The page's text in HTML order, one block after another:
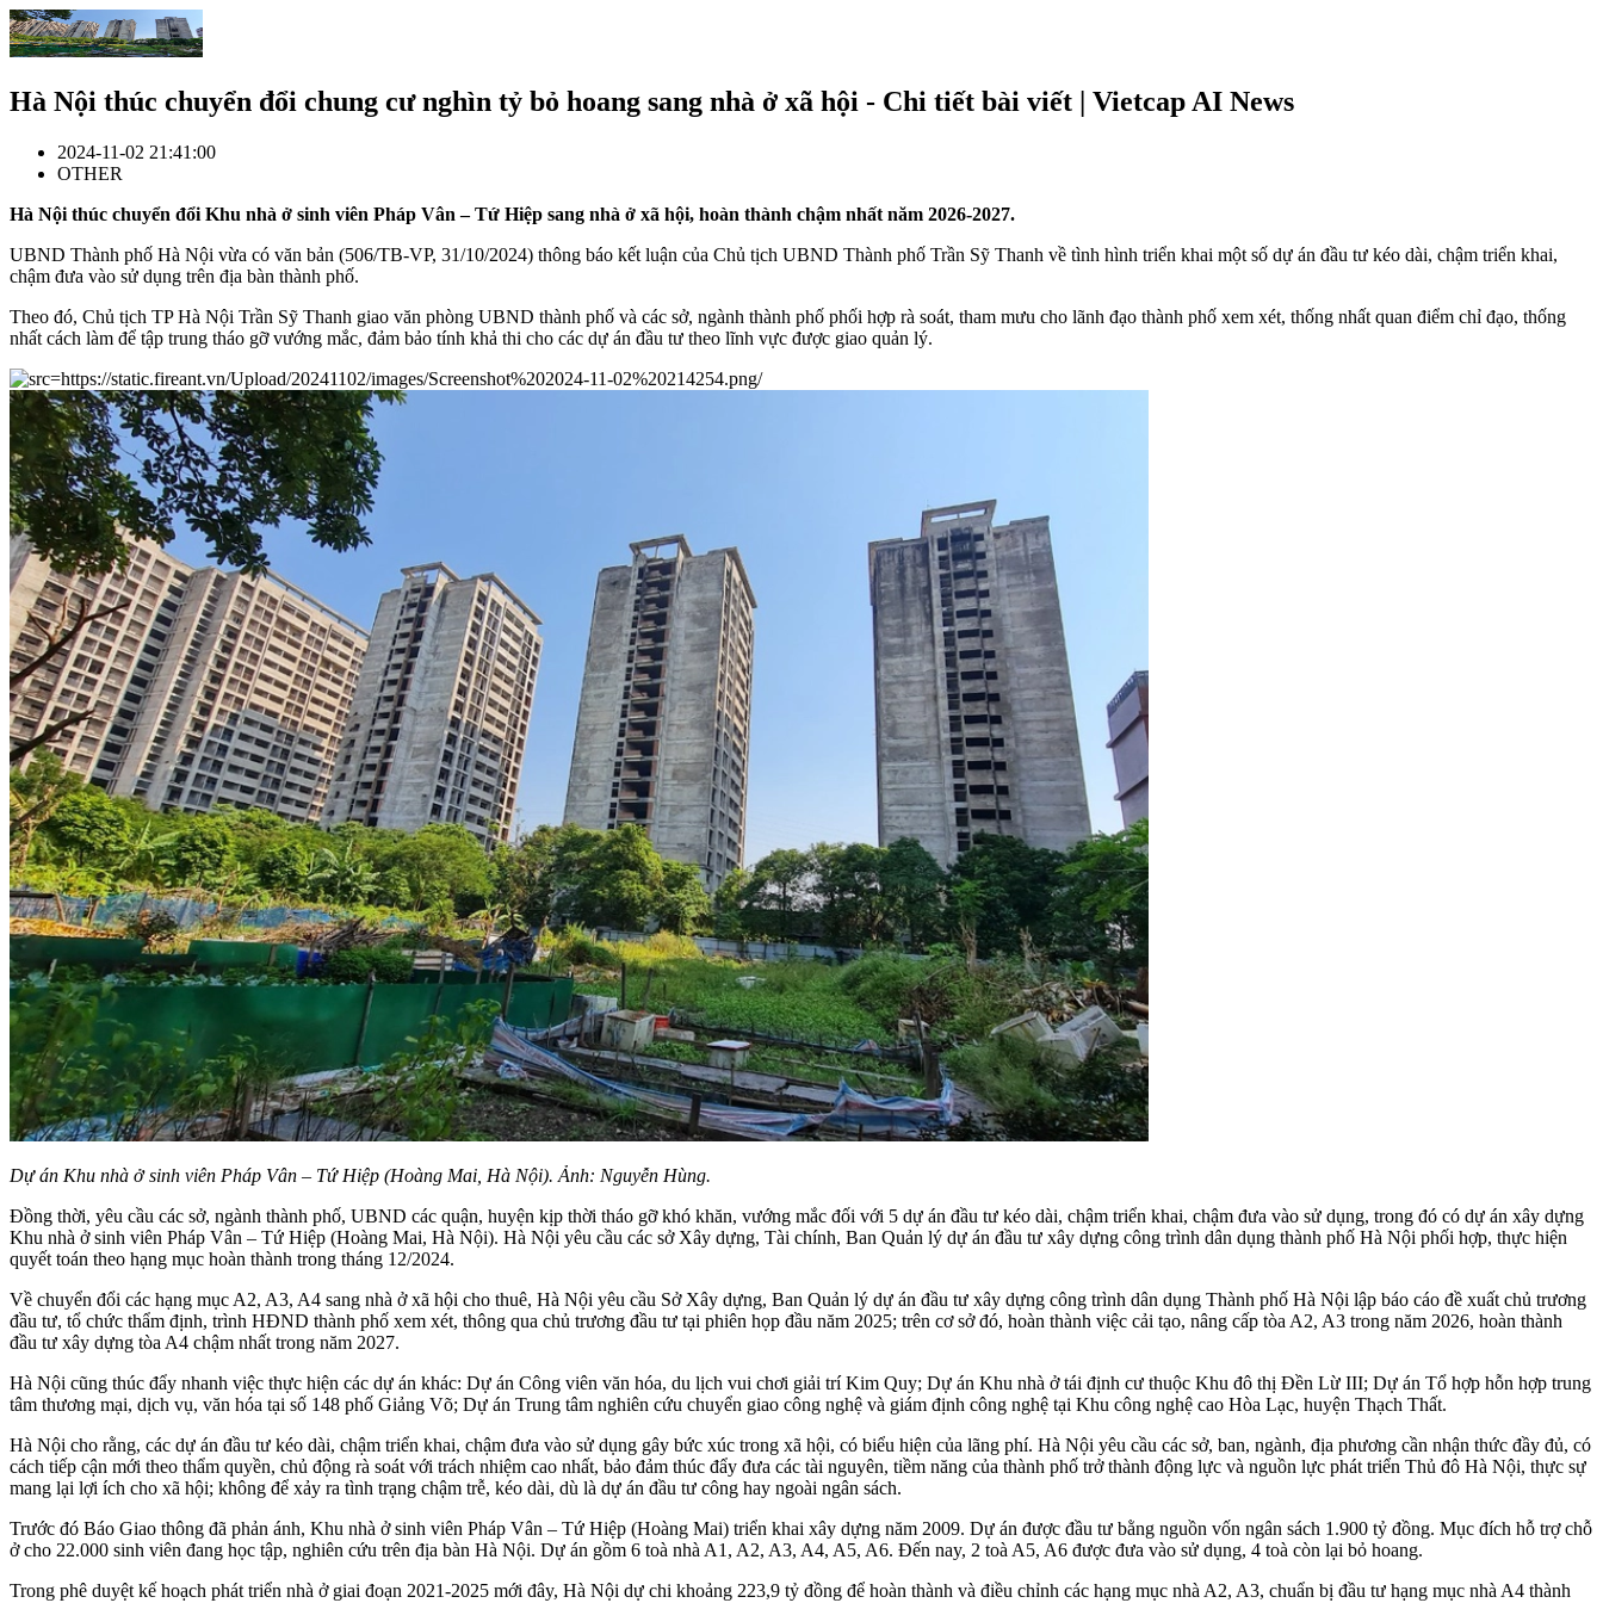
Hà Nội thúc chuyển đổi chung cư nghìn tỷ bỏ hoang sang nhà ở xã hội - Chi tiết bài viết | Vietcap AI News
2024-11-02 21:41:00
OTHER
Hà Nội thúc chuyển đổi Khu nhà ở sinh viên Pháp Vân – Tứ Hiệp sang nhà ở xã hội, hoàn thành chậm nhất năm 2026-2027.
UBND Thành phố Hà Nội vừa có văn bản (506/TB-VP, 31/10/2024) thông báo kết luận của Chủ tịch UBND Thành phố Trần Sỹ Thanh về tình hình triển khai một số dự án đầu tư kéo dài, chậm triển khai,
chậm đưa vào sử dụng trên địa bàn thành phố.
Theo đó, Chủ tịch TP Hà Nội Trần Sỹ Thanh giao văn phòng UBND thành phố và các sở, ngành thành phố phối hợp rà soát, tham mưu cho lãnh đạo thành phố xem xét, thống nhất quan điểm chỉ đạo, thống
nhất cách làm để tập trung tháo gỡ vướng mắc, đảm bảo tính khả thi cho các dự án đầu tư theo lĩnh vực được giao quản lý.
Dự án Khu nhà ở sinh viên Pháp Vân – Tứ Hiệp (Hoàng Mai, Hà Nội). Ảnh: Nguyễn Hùng.
Đồng thời, yêu cầu các sở, ngành thành phố, UBND các quận, huyện kịp thời tháo gỡ khó khăn, vướng mắc đối với 5 dự án đầu tư kéo dài, chậm triển khai, chậm đưa vào sử dụng, trong đó có dự án xây dựng
Khu nhà ở sinh viên Pháp Vân – Tứ Hiệp (Hoàng Mai, Hà Nội). Hà Nội yêu cầu các sở Xây dựng, Tài chính, Ban Quản lý dự án đầu tư xây dựng công trình dân dụng thành phố Hà Nội phối hợp, thực hiện
quyết toán theo hạng mục hoàn thành trong tháng 12/2024.
Về chuyển đổi các hạng mục A2, A3, A4 sang nhà ở xã hội cho thuê, Hà Nội yêu cầu Sở Xây dựng, Ban Quản lý dự án đầu tư xây dựng công trình dân dụng Thành phố Hà Nội lập báo cáo đề xuất chủ trương
đầu tư, tổ chức thẩm định, trình HĐND thành phố xem xét, thông qua chủ trương đầu tư tại phiên họp đầu năm 2025; trên cơ sở đó, hoàn thành việc cải tạo, nâng cấp tòa A2, A3 trong năm 2026, hoàn thành
đầu tư xây dựng tòa A4 chậm nhất trong năm 2027.
Hà Nội cũng thúc đẩy nhanh việc thực hiện các dự án khác: Dự án Công viên văn hóa, du lịch vui chơi giải trí Kim Quy; Dự án Khu nhà ở tái định cư thuộc Khu đô thị Đền Lừ III; Dự án Tổ hợp hỗn hợp trung
tâm thương mại, dịch vụ, văn hóa tại số 148 phố Giảng Võ; Dự án Trung tâm nghiên cứu chuyển giao công nghệ và giám định công nghệ tại Khu công nghệ cao Hòa Lạc, huyện Thạch Thất.
Hà Nội cho rằng, các dự án đầu tư kéo dài, chậm triển khai, chậm đưa vào sử dụng gây bức xúc trong xã hội, có biểu hiện của lãng phí. Hà Nội yêu cầu các sở, ban, ngành, địa phương cần nhận thức đầy đủ, có
cách tiếp cận mới theo thẩm quyền, chủ động rà soát với trách nhiệm cao nhất, bảo đảm thúc đẩy đưa các tài nguyên, tiềm năng của thành phố trở thành động lực và nguồn lực phát triển Thủ đô Hà Nội, thực sự
mang lại lợi ích cho xã hội; không để xảy ra tình trạng chậm trễ, kéo dài, dù là dự án đầu tư công hay ngoài ngân sách.
Trước đó Báo Giao thông đã phản ánh, Khu nhà ở sinh viên Pháp Vân – Tứ Hiệp (Hoàng Mai) triển khai xây dựng năm 2009. Dự án được đầu tư bằng nguồn vốn ngân sách 1.900 tỷ đồng. Mục đích hỗ trợ chỗ
ở cho 22.000 sinh viên đang học tập, nghiên cứu trên địa bàn Hà Nội. Dự án gồm 6 toà nhà A1, A2, A3, A4, A5, A6. Đến nay, 2 toà A5, A6 được đưa vào sử dụng, 4 toà còn lại bỏ hoang.
Trong phê duyệt kế hoạch phát triển nhà ở giai đoạn 2021-2025 mới đây, Hà Nội dự chi khoảng 223,9 tỷ đồng để hoàn thành và điều chỉnh các hạng mục nhà A2, A3, chuẩn bị đầu tư hạng mục nhà A4 thành